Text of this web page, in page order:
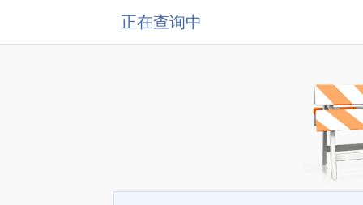
正在查询中